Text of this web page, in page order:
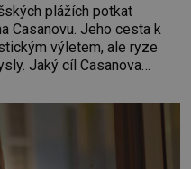
plážích potkat
Casanovu. Jeho cesta k
výletem, ale ryze
Jaký cíl Casanova
tamní zednářské lóže.
protože do